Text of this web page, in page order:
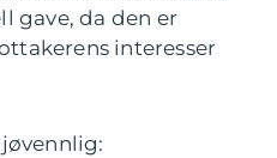
gave, da den er
interesser